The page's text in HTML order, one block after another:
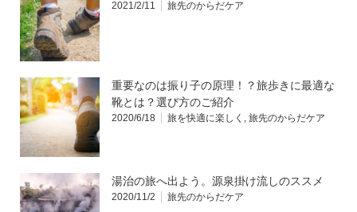
2021/2/11 旅先のからだケア
重要なのは振り子の原理！？旅歩きに最適な
靴とは？選び方のご紹介
2020/6/18 旅を快適に楽しく , 旅先のからだケア
湯治の旅へ出よう。源泉掛け流しのススメ
2020/11/2 旅先のからだケア